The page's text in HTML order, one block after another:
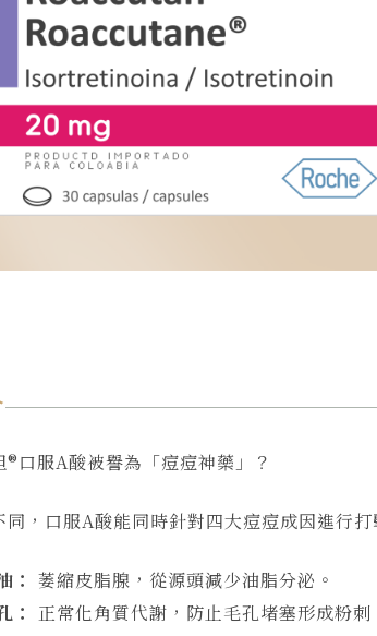
口服A酸被譽為「痘痘神藥」？
同，口服A酸能同時針對四大痘痘成因進行打
： 萎縮皮脂腺，從源頭減少油脂分泌。
：
正常化角質代謝，防止毛孔堵塞形成粉刺